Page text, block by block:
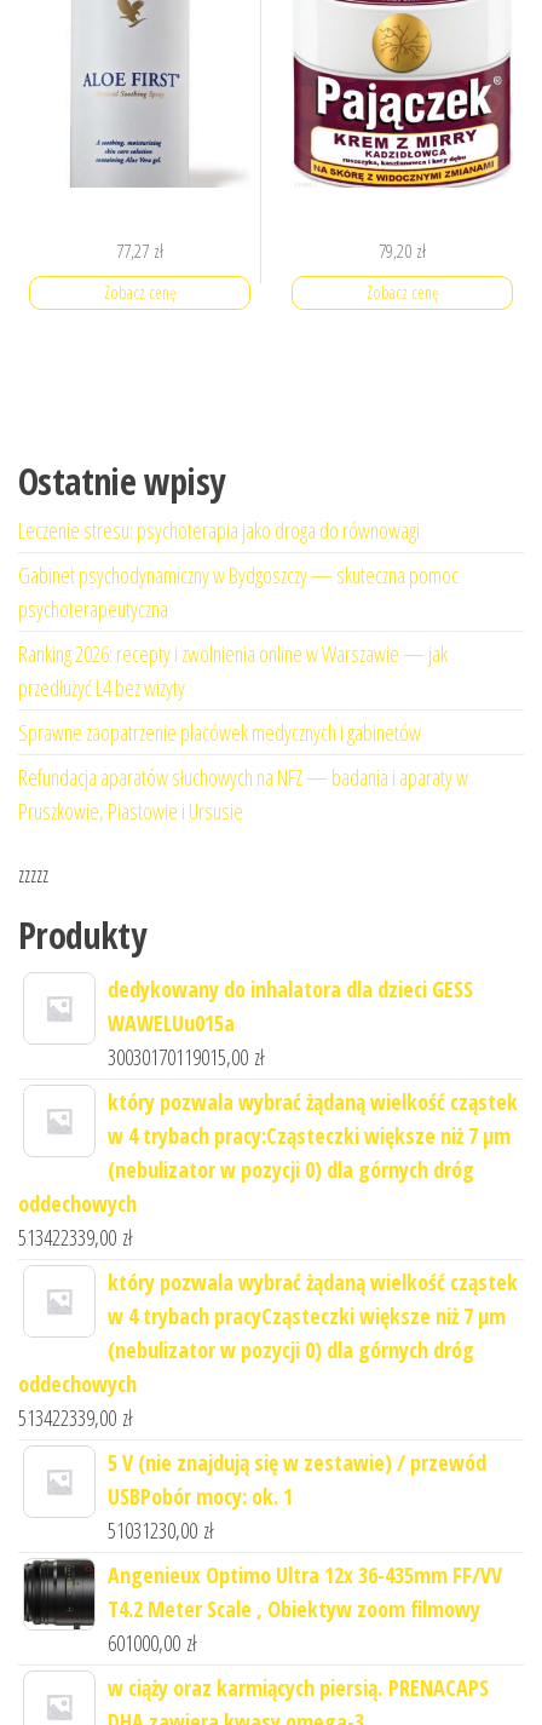
77,27 zł
Zobacz cenę
79,20 zł
Zobacz cenę
Ostatnie wpisy
Leczenie stresu: psychoterapia jako droga do równowagi
Gabinet psychodynamiczny w Bydgoszczy — skuteczna pomoc
psychoterapeutyczna
Ranking 2026: recepty i zwolnienia online w Warszawie — jak
przedłużyć L4 bez wizyty
Sprawne zaopatrzenie placówek medycznych i gabinetów
Refundacja aparatów słuchowych na NFZ — badania i aparaty w
Pruszkowie, Piastowie i Ursusie
zzzzz
Produkty
dedykowany do inhalatora dla dzieci GESS
WAWELUu015a
30030170119015,00 zł
który pozwala wybrać żądaną wielkość cząstek
w 4 trybach pracy:Cząsteczki większe niż 7 μm
(nebulizator w pozycji 0) dla górnych dróg
oddechowych
513422339,00 zł
który pozwala wybrać żądaną wielkość cząstek
w 4 trybach pracyCząsteczki większe niż 7 μm
(nebulizator w pozycji 0) dla górnych dróg
oddechowych
513422339,00 zł
5 V (nie znajdują się w zestawie) / przewód
USBPobór mocy: ok. 1
51031230,00 zł
Angenieux Optimo Ultra 12x 36-435mm FF/VV
T4.2 Meter Scale , Obiektyw zoom filmowy
601000,00 zł
w ciąży oraz karmiących piersią. PRENACAPS